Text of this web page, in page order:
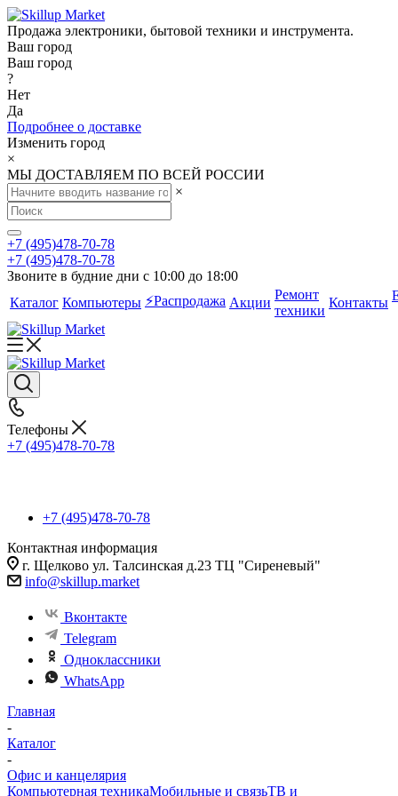
Продажа электроники, бытовой техники и инструмента.
Ваш город
Ваш город
?
Нет
Да
Подробнее о доставке
Изменить город
×
МЫ ДОСТАВЛЯЕМ ПО ВСЕЙ РОССИИ
×
+7 (495)478-70-78
+7 (495)478-70-78
Звоните в будние дни с 10:00 до 18:00
Каталог Компьютеры ⚡️Распродажа Акции
Ремонт
техники
Контакты
Телефоны
+7 (495)478-70-78
+7 (495)478-70-78
Контактная информация
г. Щелково ул. Талсинская д.23 ТЦ "Сиреневый"
info@skillup.market
Вконтакте
Telegram
Одноклассники
WhatsApp
Главная
-
Каталог
-
Офис и канцелярия
Компьютерная техникаМобильные и связьТВ и